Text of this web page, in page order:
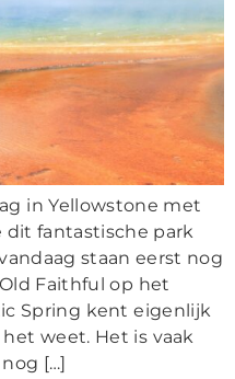
in Yellowstone met
dit fantastische park
staan eerst nog
Faithful op het
Spring kent eigenlijk
weet. Het is vaak
[…]